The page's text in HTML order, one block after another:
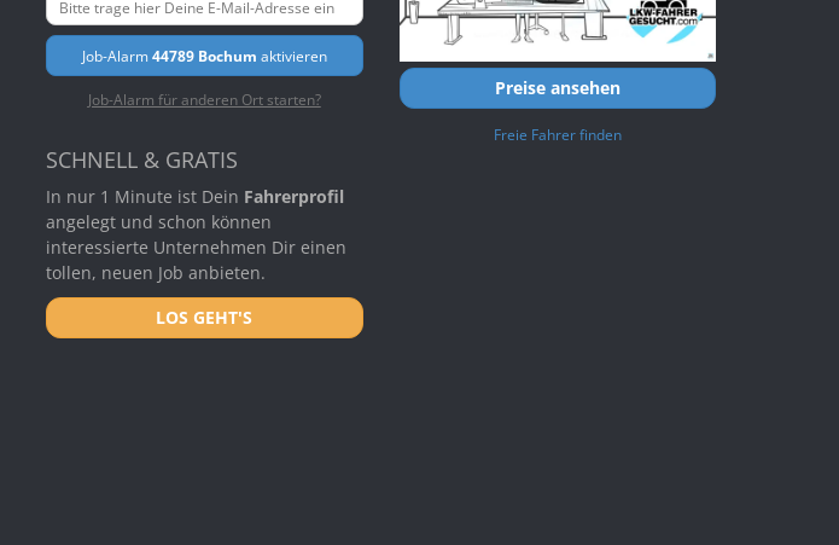
Job-Alarm44789 Bochum aktivieren
Job-Alarm für anderen Ort starten?
SCHNELL & GRATIS
In nur 1 Minute ist Dein Fahrerprofil
angelegt und schon können
interessierte Unternehmen Dir einen
tollen, neuen Job anbieten.
LOS GEHT'S
Preise ansehen
Freie Fahrer finden